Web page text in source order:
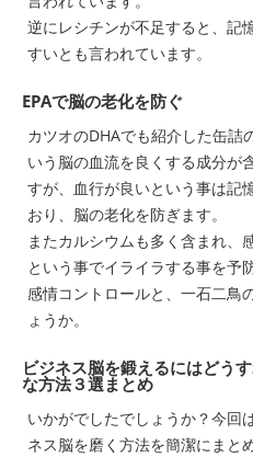
逆にレシチンが不足すると、記
すいとも言われています。
EPAで脳の老化を防ぐ
カツオのDHAでも紹介した缶詰
いう脳の血流を良くする成分が
すが、血行が良いという事は記
おり、脳の老化を防ぎます。
またカルシウムも多く含まれ、
という事でイライラする事を予
感情コントロールと、一石二鳥
ょうか。
ビジネス脳を鍛えるにはどう
な方法３選まとめ
いかがでしたでしょうか？今回
ネス脳を磨く方法を簡潔にまと